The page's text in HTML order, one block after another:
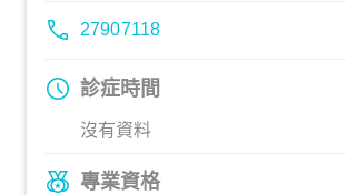
27907118
診症時間
沒有資料
專業資格